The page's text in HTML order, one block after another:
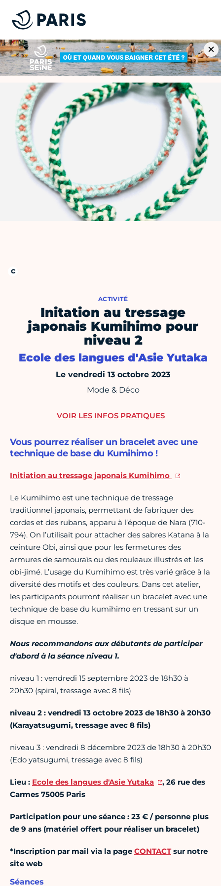
ACTIVITÉ
Initation au tressage
japonais Kumihimo pour
niveau 2
Ecole des langues d'Asie Yutaka
Le vendredi 13 octobre 2023
Mode & Déco
Vous pourrez réaliser un bracelet avec une
technique de base du Kumihimo !
Initiation au tressage japonais Kumihimo
Le Kumihimo est une technique de tressage
traditionnel japonais, permettant de fabriquer des
cordes et des rubans, apparu à l’époque de Nara (710-
794). On l’utilisait pour attacher des sabres Katana à la
ceinture Obi, ainsi que pour les fermetures des
armures de samouraïs ou des rouleaux illustrés et les
obi-jimé. L’usage du Kumihimo est très varié grâce à la
diversité des motifs et des couleurs. Dans cet atelier,
les participants pourront réaliser un bracelet avec une
technique de base du kumihimo en tressant sur un
disque en mousse.
Nous recommandons aux débutants de participer
d'abord à la séance niveau 1.
niveau 1 : vendredi 15 septembre 2023 de 18h30 à
20h30 (spiral, tressage avec 8 fils)
niveau 2 : vendredi 13 octobre 2023 de 18h30 à 20h30
(Karayatsugumi, tressage avec 8 fils)
niveau 3 : vendredi 8 décembre 2023 de 18h30 à 20h30
(Edo yatsugumi, tressage avec 8 fils)
Lieu : Ecole des langues d'Asie Yutaka
, 26 rue des
Carmes 75005 Paris
Participation pour une séance : 23 € / personne plus
de 9 ans (matériel offert pour réaliser un bracelet)
*Inscription par mail via la page CONTACTsur notre
site web
Séances
VOIR LES INFOS PRATIQUES